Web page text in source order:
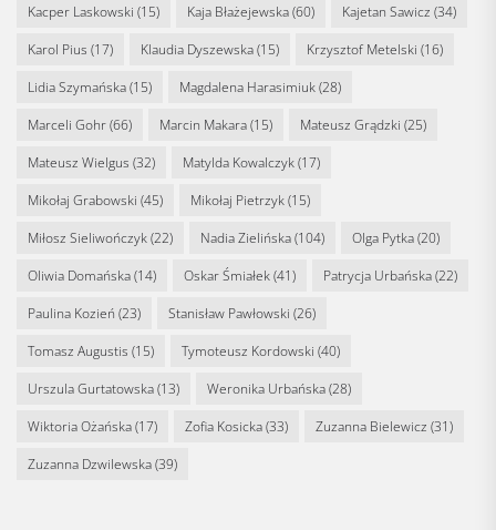
Kacper Laskowski (15) Kaja Błażejewska(60) Kajetan Sawicz (34)
Karol Pius (17) Klaudia Dyszewska(15) Krzysztof Metelski (16)
Lidia Szymańska(15) Magdalena Harasimiuk(28)
Marceli Gohr(66) Marcin Makara(15) Mateusz Grądzki (25)
Mateusz Wielgus (32) Matylda Kowalczyk(17)
Mikołaj Grabowski (45) Mikołaj Pietrzyk(15)
Miłosz Sieliwończyk(22) Nadia Zielińska(104) Olga Pytka(20)
Oliwia Domańska(14) Oskar Śmiałek(41) Patrycja Urbańska(22)
Paulina Kozień (23) Stanisław Pawłowski (26)
Tomasz Augustis (15) Tymoteusz Kordowski (40)
Urszula Gurtatowska(13) Weronika Urbańska(28)
Wiktoria Ożańska(17) Zofia Kosicka(33) Zuzanna Bielewicz (31)
Zuzanna Dzwilewska(39)